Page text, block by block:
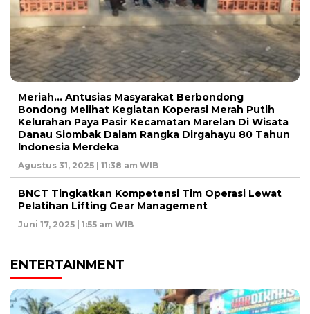
Meriah… Antusias Masyarakat Berbondong
Bondong Melihat Kegiatan Koperasi Merah Putih
Kelurahan Paya Pasir Kecamatan Marelan Di Wisata
Danau Siombak Dalam Rangka Dirgahayu 80 Tahun
Indonesia Merdeka
Agustus 31, 2025 | 11:38 am WIB
BNCT Tingkatkan Kompetensi Tim Operasi Lewat
Pelatihan Lifting Gear Management
Juni 17, 2025 | 1:55 am WIB
ENTERTAINMENT